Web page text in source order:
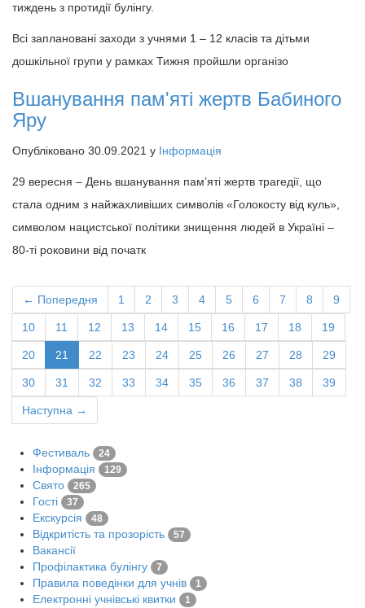
тиждень з протидії булінгу.
Всі заплановані заходи з учнями 1 – 12 класів та дітьми
дошкільної групи у рамках Тижня пройшли організо
Вшанування пам'яті жертв Бабиного
Яру
Опубліковано 30.09.2021 у Інформація
29 вересня – День вшанування пам’яті жертв трагедії, що
стала одним з найжахливіших символів «Голокосту від куль»,
символом нацистської політики знищення людей в Україні –
80-ті роковини від початк
← Попередня 1 2 3 4 5 6 7 8 9
10 11 12 13 14 15 16 17 18 19
20 21 22 23 24 25 26 27 28 29
30 31 32 33 34 35 36 37 38 39
Наступна →
Фестиваль 24
Інформація 129
Свято 265
Гості 37
Екскурсія 48
Відкритість та прозорість 57
Вакансії
Профілактика булінгу
7
Правила поведінки для учнів 1
Електронні учнівські квитки 1